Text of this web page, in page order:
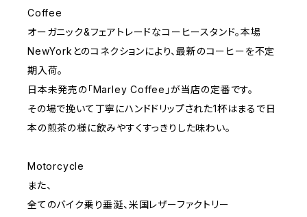
Coffee
オーガニック&フェアトレードなコーヒースタンド。本場
NewYorkとのコネクションにより、最新のコーヒーを不定
期入荷。
日本未発売の「Marley Coffee」が当店の定番です。
その場で挽いて丁寧にハンドドリップされた1杯はまるで日
本の煎茶の様に飲みやすくすっきりした味わい。
Motorcycle
また、
全てのバイク乗り垂涎、米国レザーファクトリー